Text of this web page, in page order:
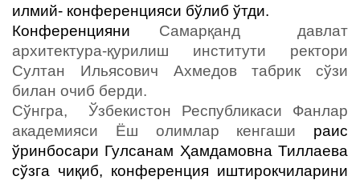
илмий- конференцияси бўлиб ўтди.
Конференцияни Самарқанд давлат
архитектура-қурилиш институти ректори
Султан Ильясович Ахмедов табрик сўзи
билан очиб берди.
Сўнгра,
Ўзбекистон Республикаси Фанлар
академияси Ёш олимлар кенгаши раис
ўринбосари Гулсанам Ҳамдамовна Тиллаева
сўзга чиқиб, конференция иштирокчиларини